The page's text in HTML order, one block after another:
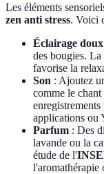
Les éléments
zen anti stress. Voici
Éclairage doux
des bougies.
favorise la
Son : Ajoutez
comme le
applications ou
Parfum : Des
lavande ou la
étude de l'
l'aromathérapie